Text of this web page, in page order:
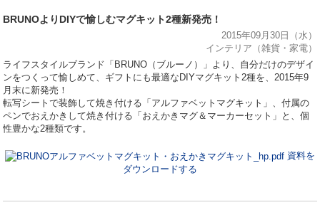
BRUNOよりDIYで愉しむマグキット2種新発売！
2015年09月30日（水）
インテリア（雑貨・家電）
ライフスタイルブランド「BRUNO（ブルーノ）」より、自分だけのデザイ
ンをつくって愉しめて、ギフトにも最適なDIYマグキット2種を、2015年9
月末に新発売！
転写シートで装飾して焼き付ける「アルファベットマグキット」、付属の
ペンでおえかきして焼き付ける「おえかきマグ＆マーカーセット」と、個
性豊かな2種類です。
資料を
ダウンロードする